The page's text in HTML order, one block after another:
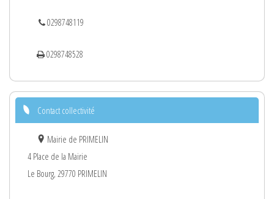
0298748119
0298748528
Contact collectivité
Mairie de PRIMELIN
4 Place de la Mairie
Le Bourg, 29770 PRIMELIN